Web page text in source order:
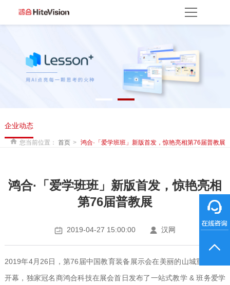
产品方案
关于鸿合
企业动态
联系我们
监督举报
鸿合海外
企业动态
您当前位置： 首页 鸿合·「爱学班班」新版首发，惊艳亮相第76届普教展
鸿合·「爱学班班」新版首发，惊艳亮相
第76届普教展
2019-04-27 15:00:00 汉网
2019年4月26日，第76届中国教育装备展示会在美丽的山城重庆盛大
开幕，独家冠名商鸿合科技在展会首日发布了一站式教学 & 班务爱学